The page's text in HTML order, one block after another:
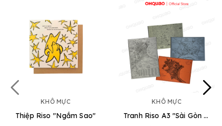
KHÔ MỰC
Thiệp Riso "Ngắm Sao"
KHÔ MỰC
Tranh Riso A3 "Sài Gòn Map"